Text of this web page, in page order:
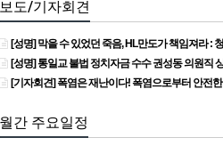
보도/기자회견
[성명] 막을 수 있었던 죽음, HL만도가 책임져라 : 청년노동자 사망사고의 철저한 진상
[성명] 통일교 불법 정치자금 수수 권성동 의원직
[기자회견] 폭염은 재난이다! 폭염으로부터 안전한 일터를 위한 민주노총 강원지역
월간 주요일정